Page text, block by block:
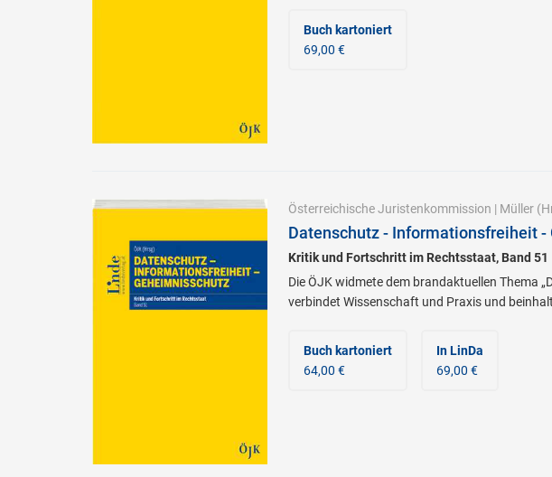
Buch kartoniert
69,00 €
Österreichische Juristenkommission | Müller
Datenschutz - Informationsfreiheit -
Kritik und Fortschritt im Rechtsstaat, Band 51
Die ÖJK widmete dem brandaktuellen Thema
verbindet Wissenschaft und Praxis und
Buch kartoniert
64,00 €
In LinDa
69,00 €